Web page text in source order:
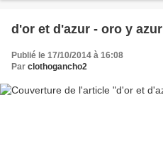
d'or et d'azur - oro y azur
Publié le 17/10/2014 à 16:08
Par clothogancho2